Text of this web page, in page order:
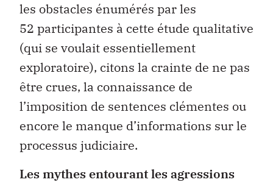
les obstacles énumérés par les
52 participantes à cette étude qualitative
(qui se voulait essentiellement
exploratoire), citons la crainte de ne pas
être crues, la connaissance de
l’imposition de sentences clémentes ou
encore le manque d’informations sur le
processus judiciaire.
Les mythes entourant les agressions